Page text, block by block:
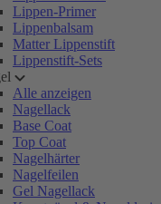
Lippen-Primer
Lippenbalsam
Matter Lippenstift
Lippenstift-Sets
Alle anzeigen
Nagellack
Base Coat
Top Coat
Nagelhärter
Nagelfeilen
Gel Nagellack